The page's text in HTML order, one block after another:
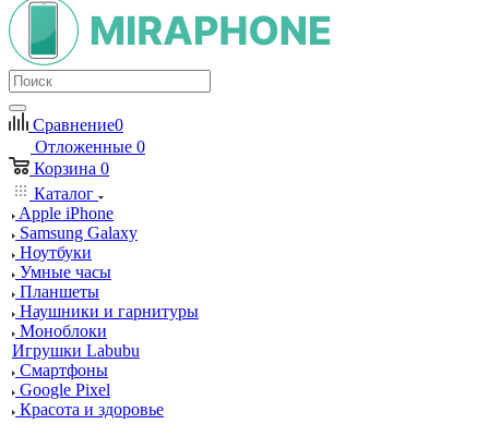
Сравнение0
Отложенные 0
Корзина 0
Каталог
Apple iPhone
Samsung Galaxy
Ноутбуки
Умные часы
Планшеты
Наушники и гарнитуры
Моноблоки
Игрушки Labubu
Смартфоны
Google Pixel
Красота и здоровье